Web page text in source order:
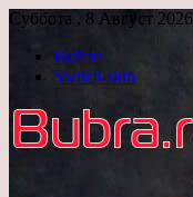
Суббота , 8 Август 2026
Войти
Switch skin